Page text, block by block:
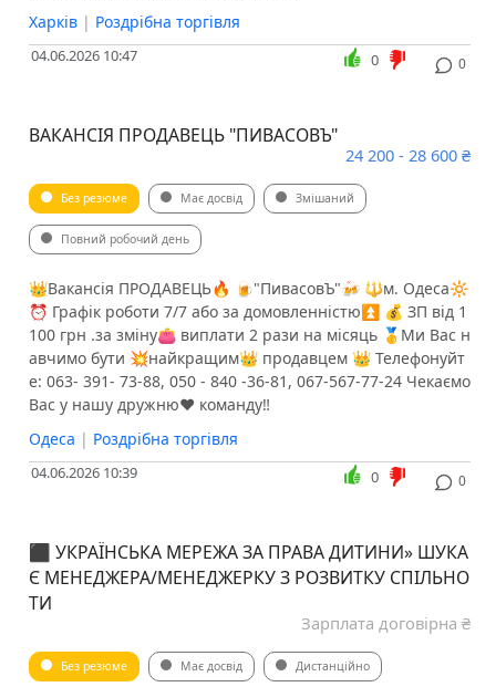
Харків | Роздрібна торгівля
04.06.2026 10:47 0
0
ВАКАНСІЯ ПРОДАВЕЦЬ "ПИВАСОВЪ"
24 200 - 28 600 ₴
Без резюме Має досвід Змішаний
Повний робочий день
👑Вакансія ПРОДАВЕЦЬ🔥 🍺"ПивасовЪ"🍻 🔱м. Одеса🔆
⏰ Графік роботи 7/7 або за домовленністю⏫ 💰 ЗП від 1
100 грн .за зміну👛 виплати 2 рази на місяць 🥇Ми Вас н
авчимо бути 💥найкращим👑 продавцем 👑 Телефонуйт
е: 063- 391- 73-88, 050 - 840 -36-81, 067-567-77-24 ️Чекаємо
Вас у нашу дружню❤️ команду‼️
Одеса | Роздрібна торгівля
04.06.2026 10:39 0
0
​​​​​​​​​​​​​​​​⬛️ УКРАЇНСЬКА МЕРЕЖА ЗА ПРАВА ДИТИНИ» ШУКА
Є МЕНЕДЖЕРА/МЕНЕДЖЕРКУ З РОЗВИТКУ СПІЛЬНО
ТИ
Зарплата договірна ₴
Без резюме Має досвід Дистанційно